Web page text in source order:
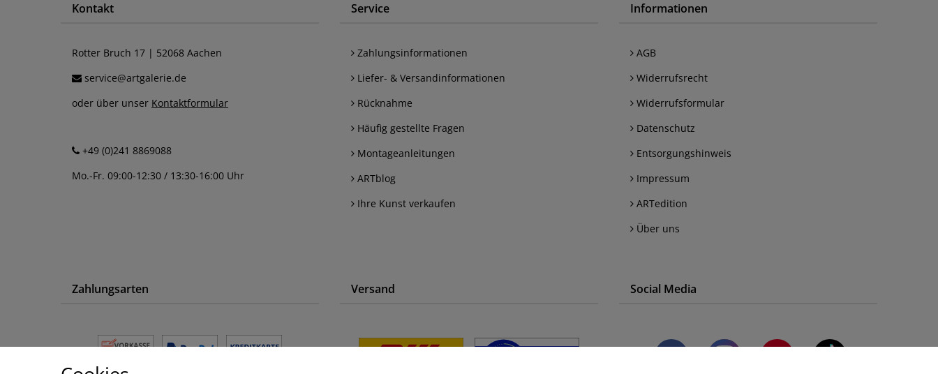
Kontakt
Rotter Bruch 17 | 52068 Aachen
service@artgalerie.de
oder über unser Kontaktformular
+49 (0)241 8869088
Mo.-Fr. 09:00-12:30 / 13:30-16:00 Uhr
Service
Zahlungsinformationen
Liefer- & Versandinformationen
Rücknahme
Häufig gestellte Fragen
Montageanleitungen
ARTblog
Ihre Kunst verkaufen
Informationen
AGB
Widerrufsrecht
Widerrufsformular
Datenschutz
Entsorgungshinweis
Impressum
ARTedition
Über uns
Zahlungsarten Versand Social Media